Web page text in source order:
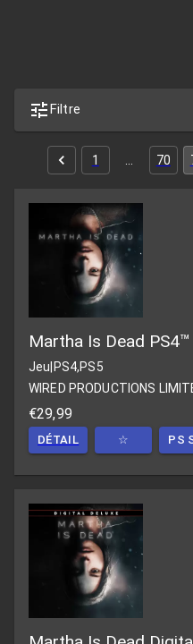
Filtre
1 70
Martha Is Dead
Jeu|PS4,PS5
WIRED PRODUCTIONS
€29,99
DÉTAIL ☆ PS